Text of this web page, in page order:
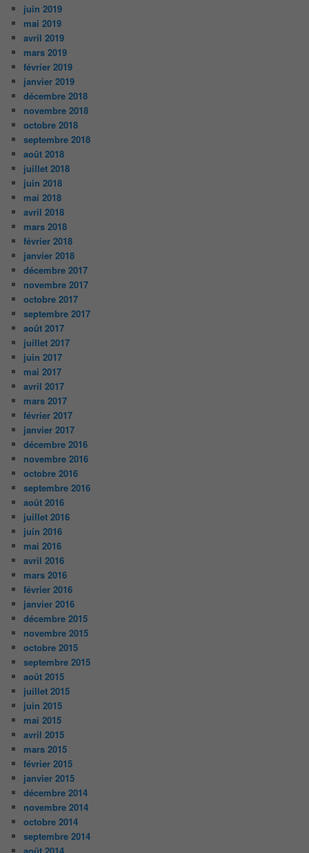
juin 2019
mai 2019
avril 2019
mars 2019
février 2019
janvier 2019
décembre 2018
novembre 2018
octobre 2018
septembre 2018
août 2018
juillet 2018
juin 2018
mai 2018
avril 2018
mars 2018
février 2018
janvier 2018
décembre 2017
novembre 2017
octobre 2017
septembre 2017
août 2017
juillet 2017
juin 2017
mai 2017
avril 2017
mars 2017
février 2017
janvier 2017
décembre 2016
novembre 2016
octobre 2016
septembre 2016
août 2016
juillet 2016
juin 2016
mai 2016
avril 2016
mars 2016
février 2016
janvier 2016
décembre 2015
novembre 2015
octobre 2015
septembre 2015
août 2015
juillet 2015
juin 2015
mai 2015
avril 2015
mars 2015
février 2015
janvier 2015
décembre 2014
novembre 2014
octobre 2014
septembre 2014